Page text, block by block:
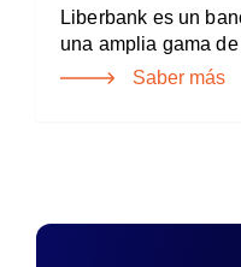
Liberbank es un
una amplia gama
Saber más